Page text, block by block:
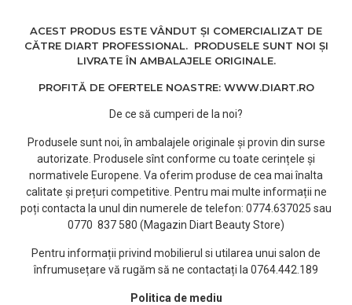
ACEST PRODUS ESTE VÂNDUT ȘI COMERCIALIZAT DE
CĂTRE DIART PROFESSIONAL. PRODUSELE SUNT NOI ȘI
LIVRATE ÎN AMBALAJELE ORIGINALE.
PROFITĂ DE OFERTELE NOASTRE: WWW.DIART.RO
De ce să cumperi de la noi?
Produsele sunt noi, în ambalajele originale și provin din surse
autorizate. Produsele sînt conforme cu toate cerințele și
normativele Europene. Va oferim produse de cea mai înalta
calitate și prețuri competitive. Pentru mai multe informații ne
poți contacta la unul din numerele de telefon: 0774.637025 sau
0770 837 580 (Magazin Diart Beauty Store)
Pentru informații privind mobilierul si utilarea unui salon de
înfrumusețare vă rugăm să ne contactați la 0764.442.189
Politica de mediu